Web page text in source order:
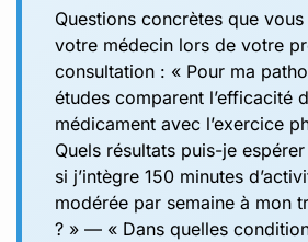
Questions concrètes que
votre médecin lors de votre
consultation : « Pour ma
études comparent l’efficacité
médicament avec l’exercice
Quels résultats puis-je
si j’intègre 150 minutes
modérée par semaine à mon
? » — « Dans quelles